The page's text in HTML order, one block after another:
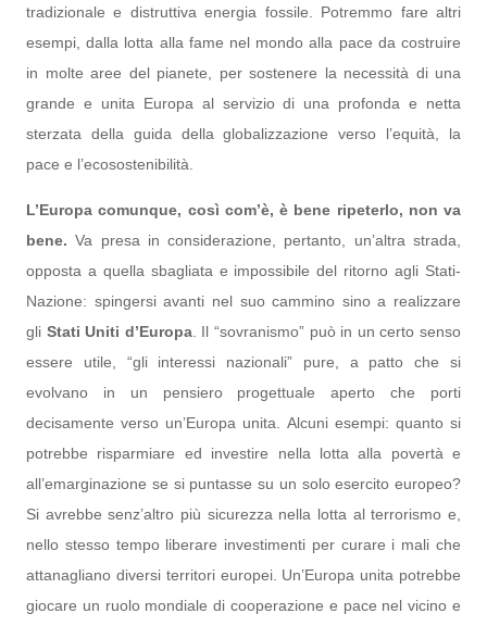
tradizionale e distruttiva energia fossile. Potremmo fare altri
esempi, dalla lotta alla fame nel mondo alla pace da costruire
in molte aree del pianete, per sostenere la necessità di una
grande e unita Europa al servizio di una profonda e netta
sterzata della guida della globalizzazione verso l’equità, la
pace e l’ecosostenibilità.
L’Europa comunque, così com’è, è bene ripeterlo, non va
bene. Va presa in considerazione, pertanto, un’altra strada,
opposta a quella sbagliata e impossibile del ritorno agli Stati-
Nazione: spingersi avanti nel suo cammino sino a realizzare
gli Stati Uniti d’Europa. Il “sovranismo” può in un certo senso
essere utile, “gli interessi nazionali” pure, a patto che si
evolvano in un pensiero progettuale aperto che porti
decisamente verso un’Europa unita. Alcuni esempi: quanto si
potrebbe risparmiare ed investire nella lotta alla povertà e
all’emarginazione se si puntasse su un solo esercito europeo?
Si avrebbe senz’altro più sicurezza nella lotta al terrorismo e,
nello stesso tempo liberare investimenti per curare i mali che
attanagliano diversi territori europei. Un’Europa unita potrebbe
giocare un ruolo mondiale di cooperazione e pace nel vicino e